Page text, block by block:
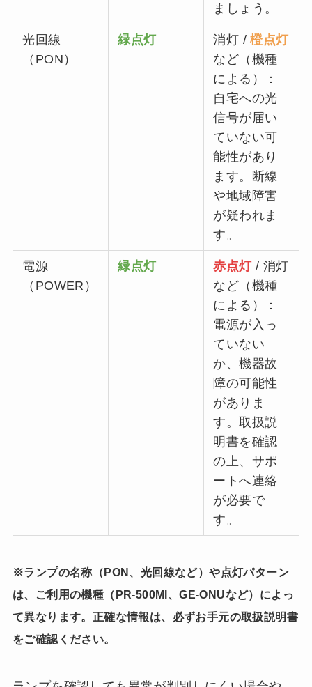
ましょう。
光回線
（PON）
緑点灯 消灯 /橙点灯
など（機種
による）：
自宅への光
信号が届い
ていない可
能性があり
ます。断線
や地域障害
が疑われま
す。
電源
（POWER）
緑点灯 赤点灯/ 消灯
など（機種
による）：
電源が入っ
ていない
か、機器故
障の可能性
がありま
す。取扱説
明書を確認
の上、サポ
ートへ連絡
が必要で
す。
※ランプの名称（PON、光回線など）や点灯パターン
は、ご利用の機種（PR-500MI、GE-ONUなど）によっ
て異なります。正確な情報は、必ずお手元の取扱説明書
をご確認ください。